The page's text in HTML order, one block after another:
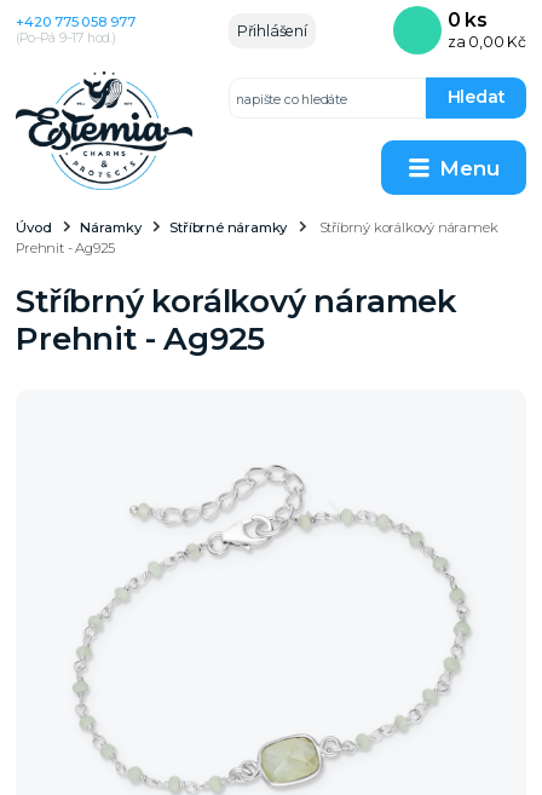
Menu
Přihlášení
Hledat
+420 775 058 977
(Po–Pá 9–17 hod.)
0 ks
za 0,00 Kč
Úvod Náramky Stříbrné náramky
Stříbrný korálkový náramek
Prehnit - Ag925
Stříbrný korálkový náramek
Prehnit - Ag925